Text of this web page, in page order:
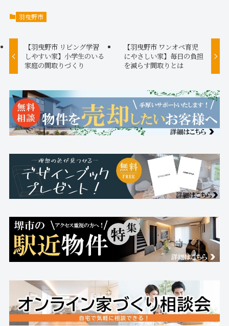
羽曳野市
【羽曳野市 リビング学習
しやすい家】小学生のいる
家庭の間取りづくり
【羽曳野市 ワンオペ育児
にやさしい家】毎日の負担
を減らす間取りとは